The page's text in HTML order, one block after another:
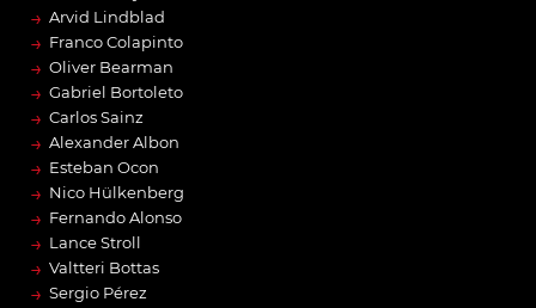
→ Arvid Lindblad
→ Franco Colapinto
→ Oliver Bearman
→ Gabriel Bortoleto
→ Carlos Sainz
→ Alexander Albon
→ Esteban Ocon
→ Nico Hülkenberg
→ Fernando Alonso
→ Lance Stroll
→ Valtteri Bottas
→ Sergio Pérez